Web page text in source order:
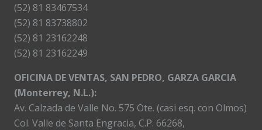
(52) 81 83467534
(52) 81 83738802
(52) 81 23162248
(52) 81 23162249
OFICINA DE VENTAS, SAN PEDRO, GARZA GARCIA
(Monterrey, N.L.):
Av. Calzada de Valle No. 575 Ote. (casi esq. con Olmos)
Col. Valle de Santa Engracia, C.P. 66268,